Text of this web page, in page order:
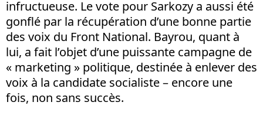
infructueuse. Le vote pour Sarkozy a aussi été
gonflé par la récupération d’une bonne partie
des voix du Front National. Bayrou, quant à
lui, a fait l’objet d’une puissante campagne de
« marketing » politique, destinée à enlever des
voix à la candidate socialiste – encore une
fois, non sans succès.